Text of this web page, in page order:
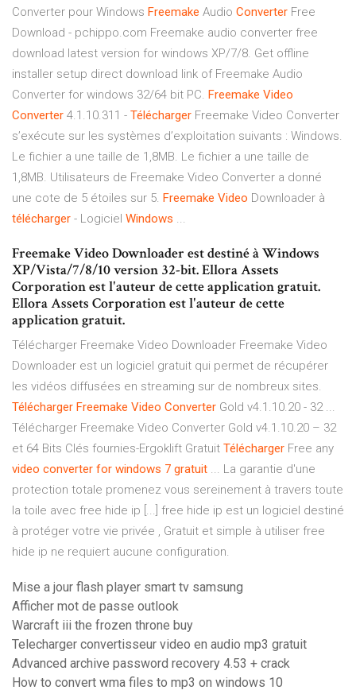
Converter pour Windows Freemake Audio Converter Free
Download - pchippo.com Freemake audio converter free
download latest version for windows XP/7/8. Get offline
installer setup direct download link of Freemake Audio
Converter for windows 32/64 bit PC. Freemake Video
Converter 4.1.10.311 - Télécharger Freemake Video Converter
s’exécute sur les systèmes d’exploitation suivants : Windows.
Le fichier a une taille de 1,8MB. Le fichier a une taille de
1,8MB. Utilisateurs de Freemake Video Converter a donné
une cote de 5 étoiles sur 5. Freemake Video Downloader à
télécharger - Logiciel Windows ...
Freemake Video Downloader est destiné à Windows
XP/Vista/7/8/10 version 32-bit. Ellora Assets
Corporation est l'auteur de cette application gratuit.
Ellora Assets Corporation est l'auteur de cette
application gratuit.
Télécharger Freemake Video Downloader Freemake Video
Downloader est un logiciel gratuit qui permet de récupérer
les vidéos diffusées en streaming sur de nombreux sites.
Télécharger Freemake Video Converter Gold v4.1.10.20 - 32 ...
Télécharger Freemake Video Converter Gold v4.1.10.20 – 32
et 64 Bits Clés fournies-Ergoklift Gratuit Télécharger Free any
video converter for windows 7 gratuit ... La garantie d'une
protection totale promenez vous sereinement à travers toute
la toile avec free hide ip [...] free hide ip est un logiciel destiné
à protéger votre vie privée , Gratuit et simple à utiliser free
hide ip ne requiert aucune configuration.
Mise a jour flash player smart tv samsung
Afficher mot de passe outlook
Warcraft iii the frozen throne buy
Telecharger convertisseur video en audio mp3 gratuit
Advanced archive password recovery 4.53 + crack
How to convert wma files to mp3 on windows 10